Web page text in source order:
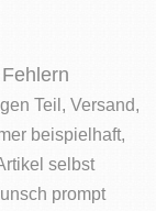
Teil, Versand,
beispielhaft,
selbst
prompt